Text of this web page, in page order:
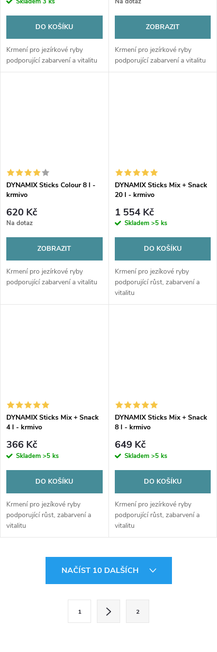
DO KOŠÍKU
Krmení pro jezírkové ryby
podporující zabarvení a vitalitu
ZOBRAZIT
Krmení pro jezírkové ryby
podporující zabarvení a vitalitu
DYNAMIX Sticks Colour 8 l -
krmivo
620 Kč
Na dotaz
ZOBRAZIT
Krmení pro jezírkové ryby
podporující zabarvení a vitalitu
DYNAMIX Sticks Mix + Snack
20 l - krmivo
1 554 Kč
Skladem >5 ks
DO KOŠÍKU
Krmení pro jezíkové ryby
podporující růst, zabarvení a
vitalitu
DYNAMIX Sticks Mix + Snack
4 l - krmivo
366 Kč
Skladem >5 ks
DO KOŠÍKU
Krmení pro jezíkové ryby
podporující růst, zabarvení a
vitalitu
DYNAMIX Sticks Mix + Snack
8 l - krmivo
649 Kč
Skladem >5 ks
DO KOŠÍKU
Krmení pro jezírkové ryby
podporující růst, zabarvení a
vitalitu
NAČÍST 10 DALŠÍCH
1 2